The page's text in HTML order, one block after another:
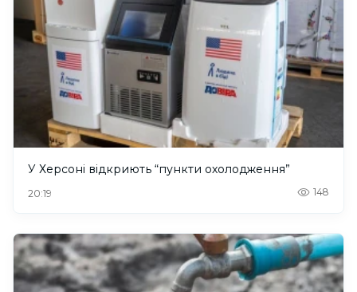
У Херсоні відкриють “пункти охолодження”
20:19 148